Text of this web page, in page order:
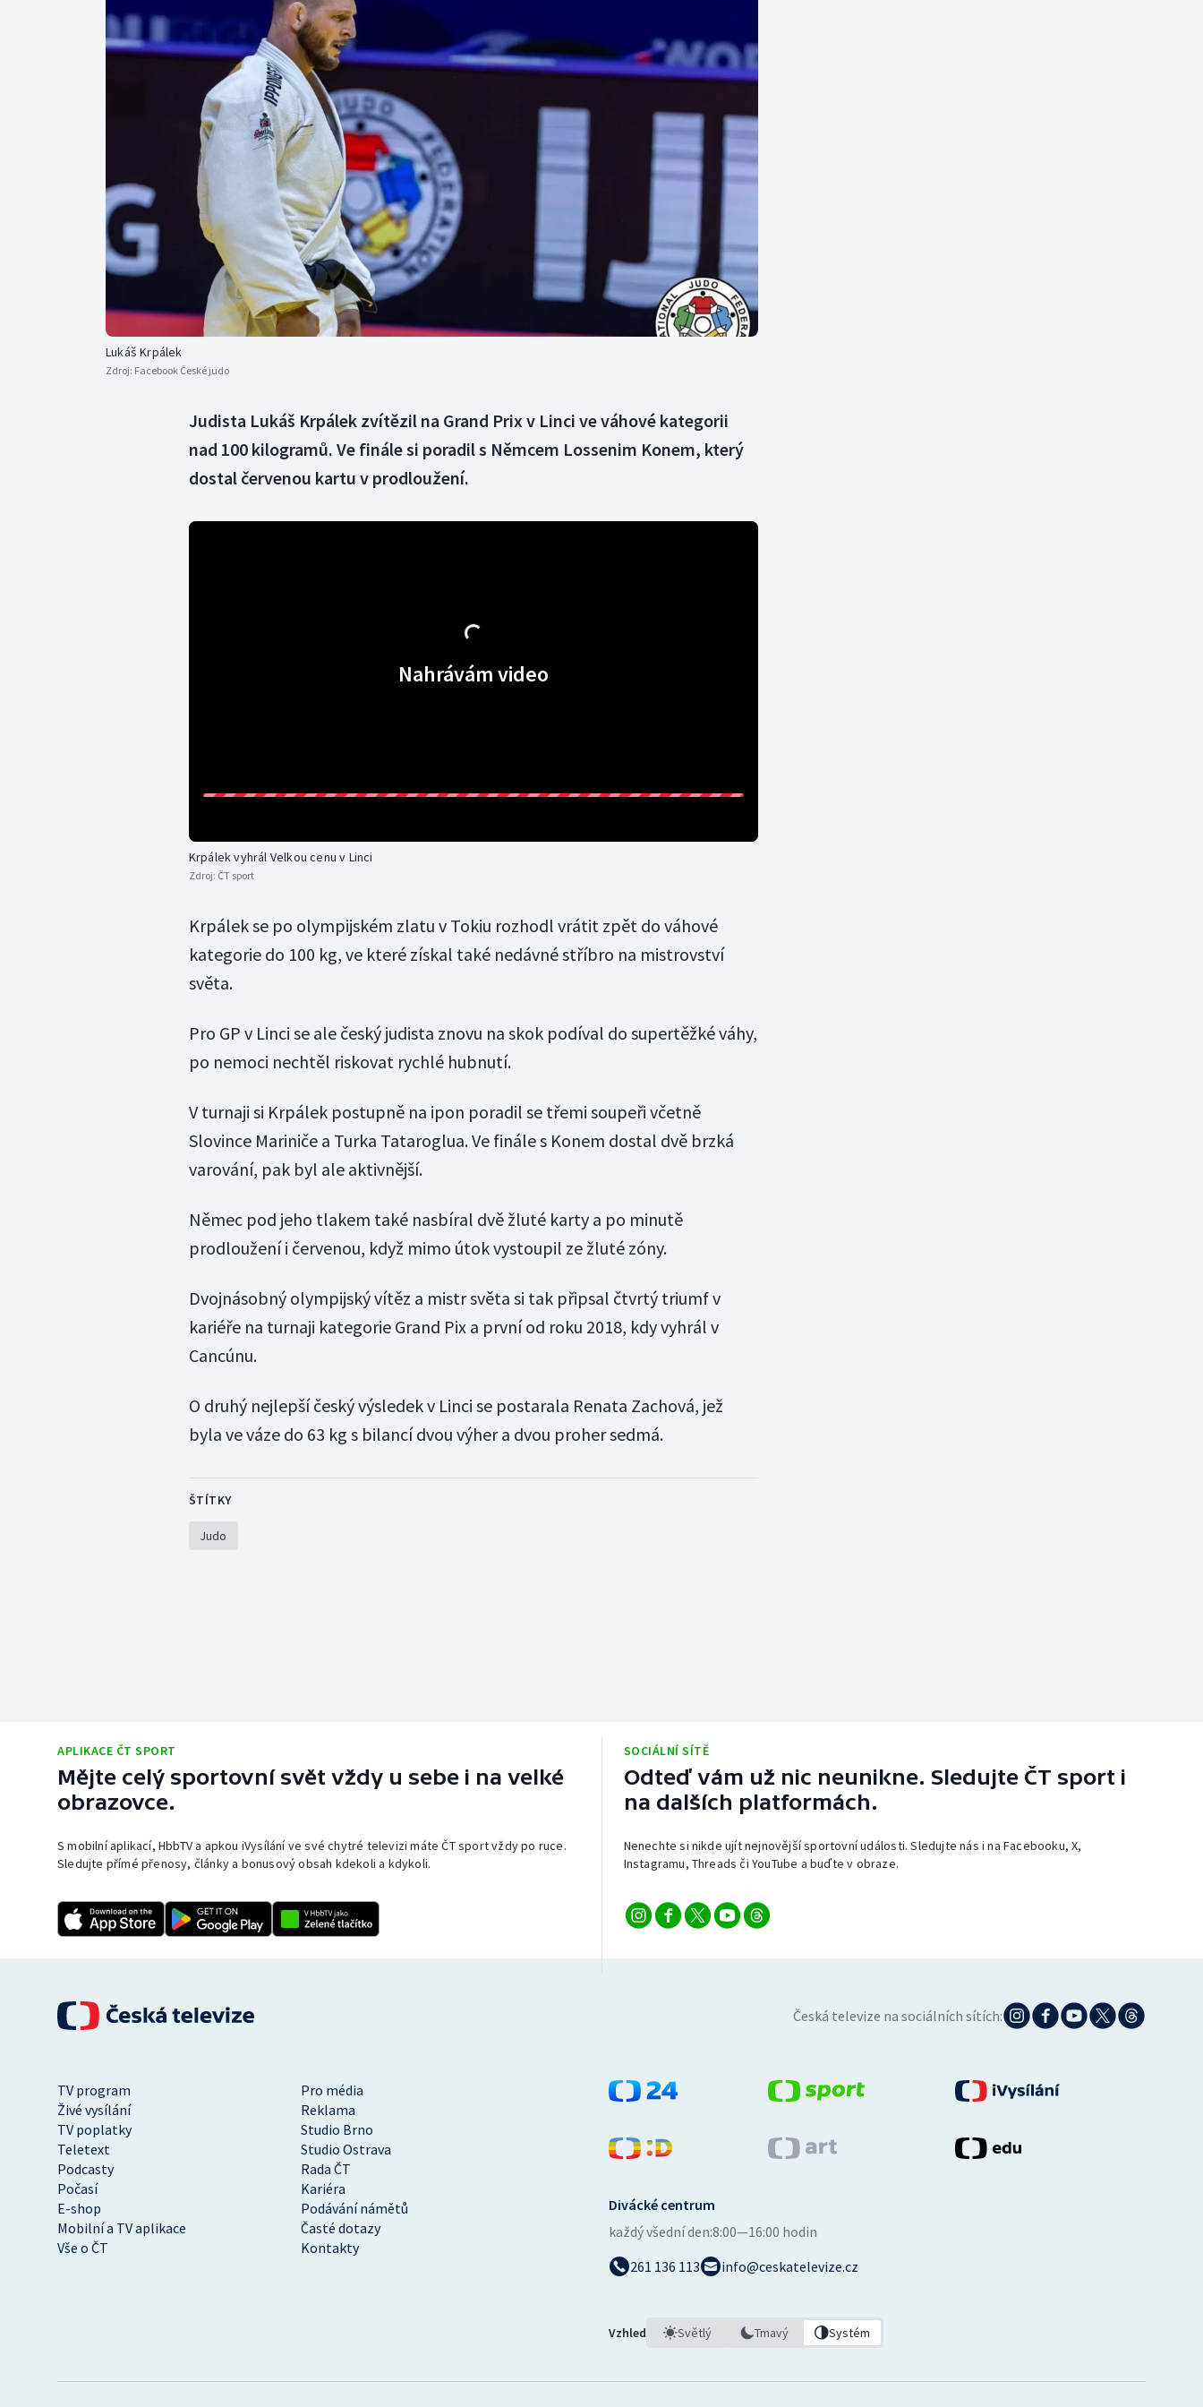
Curling
Dostihy
Florbal
Futsal
Golf
Gymnastika
Motorsport Veslování
Volejbal
Ostatní
Lukáš Krpálek
Zdroj: Facebook České judo
Judista Lukáš Krpálek zvítězil na Grand Prix v Linci ve váhové kategorii
nad 100 kilogramů. Ve finále si poradil s Němcem Lossenim Konem, který
dostal červenou kartu v prodloužení.
Nahrávám video
Krpálek vyhrál Velkou cenu v Linci
Zdroj: ČT sport
Krpálek se po olympijském zlatu v Tokiu rozhodl vrátit zpět do váhové
kategorie do 100 kg, ve které získal také nedávné stříbro na mistrovství
světa.
Pro GP v Linci se ale český judista znovu na skok podíval do supertěžké váhy,
po nemoci nechtěl riskovat rychlé hubnutí.
V turnaji si Krpálek postupně na ipon poradil se třemi soupeři včetně
Slovince Mariniče a Turka Tataroglua. Ve finále s Konem dostal dvě brzká
varování, pak byl ale aktivnější.
Němec pod jeho tlakem také nasbíral dvě žluté karty a po minutě
prodloužení i červenou, když mimo útok vystoupil ze žluté zóny.
Dvojnásobný olympijský vítěz a mistr světa si tak připsal čtvrtý triumf v
kariéře na turnaji kategorie Grand Pix a první od roku 2018, kdy vyhrál v
Cancúnu.
O druhý nejlepší český výsledek v Linci se postarala Renata Zachová, jež
byla ve váze do 63 kg s bilancí dvou výher a dvou proher sedmá.
ŠTÍTKY
Judo
APLIKACE ČT SPORT
Mějte celý sportovní svět vždy u sebe i na velké
obrazovce.
S mobilní aplikací, HbbTV a apkou iVysílání ve své chytré televizi máte ČT sport vždy po ruce.
Sledujte přímé přenosy, články a bonusový obsah kdekoli a kdykoli.
SOCIÁLNÍ SÍTĚ
Odteď vám už nic neunikne. Sledujte ČT sport i
na dalších platformách.
Nenechte si nikde ujít nejnovější sportovní události. Sledujte nás i na Facebooku, X,
Instagramu, Threads či YouTube a buďte v obraze.
Česká televize na sociálních sítích:
TV program
Pro média
Živé vysílání
Reklama
TV poplatky
Studio Brno
Teletext
Studio Ostrava
Podcasty
Rada ČT
Počasí
Kariéra
E-shop
Podávání námětů
Mobilní a TV aplikace
Časté dotazy
Vše o ČT
Kontakty
Divácké centrum
každý všední den:8:00—16:00 hodin
261 136 113
info@ceskatelevize.cz
Vzhled Světlý Tmavý Systém